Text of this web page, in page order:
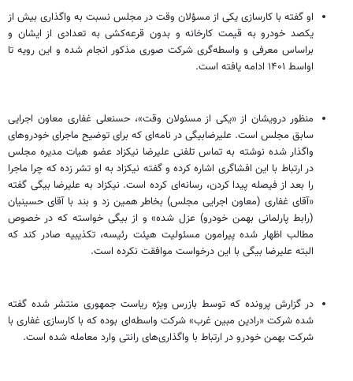
او گفته با کارسازی یکی از مسؤلان وقت در مجلس نسبت به واگذاری بیش از
یکصد خودرو به قیمت کارخانه و بدون قرعه‌کشی به تعدادی از ایشان و
براساس معرفی و واسطه‌گری شرکت صوری مذکور انجام شده و این رویه تا
اواسط ۱۴۰۱ ادامه یافته است.
منظور درویشان از «یکی از مسئولان وقت»، حسنعلی غفاری معاون اجرایی
سابق مجلس است. علیرضابیگی در نامه‌ای که برای توضیح ماجرای خودروهای
واگذار شده نوشته به تماس تلفنی علیرضا نیکزاد عضو هیات مدیره مجلس
در ارتباط با این افشاگری اشاره کرده و گفته نیکزاد به او تشر زده که چرا ماجرا
را بعد از فیصله پیدا کردن، رسانه‌ای کرده است. نیکزاد به علیرضا بیگی گفته
«آقای غفاری (معاون اجرایی مجلس) بخاطر همین زد و بند با آقای حسینیان
(رابط پارلمانی بهمن خودرو) عزل شده» و از بیگی خواسته که در خصوص
مطالب اظهار شده پیرامون مسئولیت هیئت رئیسه، تکذیبیه صادر کند که
البته علیرضا بیگی با این درخواست موافقت نکرده است.
در گزارش پرونده که توسط بازرس ویژه ریاست جمهوری منتشر شده گفته
شده شرکت «رادین مبین غرب» شرکت واسطه‌ای بوده که با کارسازی غفاری با
شرکت بهمن خودرو در ارتباط با واگذاری‌های رانتی وارد معامله شده است.